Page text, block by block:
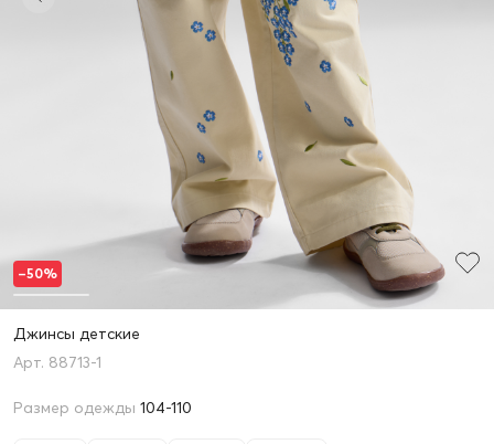
Джинсы детские
88713-1
Размер одежды 104-110
–50%